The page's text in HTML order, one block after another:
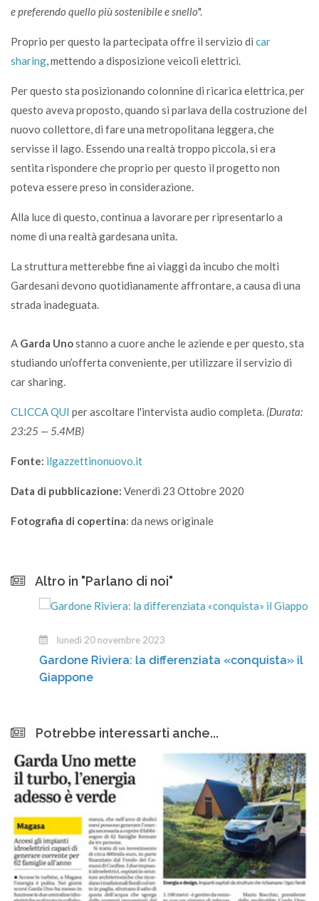
e preferendo quello più sostenibile e snello".
Proprio per questo la partecipata offre il servizio di car
sharing, mettendo a disposizione veicoli elettrici.
Per questo sta posizionando colonnine di ricarica elettrica, per
questo aveva proposto, quando si parlava della costruzione del
nuovo collettore, di fare una metropolitana leggera, che
servisse il lago. Essendo una realtà troppo piccola, si era
sentita rispondere che proprio per questo il progetto non
poteva essere preso in considerazione.
Alla luce di questo, continua a lavorare per ripresentarlo a
nome di una realtà gardesana unita.
La struttura metterebbe fine ai viaggi da incubo che molti
Gardesani devono quotidianamente affrontare, a causa di una
strada inadeguata.
A Garda Unostanno a cuore anche le aziende e per questo, sta
studiando un’offerta conveniente, per utilizzare il servizio di
car sharing.
CLICCA QUI per ascoltare l'intervista audio completa. (Durata:
23:25 — 5.4MB)
Fonte: ilgazzettinonuovo.it
Data di pubblicazione: Venerdì 23 Ottobre 2020
Fotografia di copertina: da news originale
Altro in "Parlano di noi"
lunedì 20 novembre 2023
Gardone Riviera: la differenziata «conquista» il
Giappone
Potrebbe interessarti anche...